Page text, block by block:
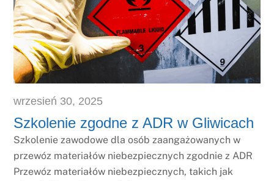
wrzesień 30, 2025
Szkolenie zgodne z ADR w Gliwicach
Szkolenie zawodowe dla osób zaangażowanych w
przewóz materiałów niebezpiecznych zgodnie z ADR
Przewóz materiałów niebezpiecznych, takich jak